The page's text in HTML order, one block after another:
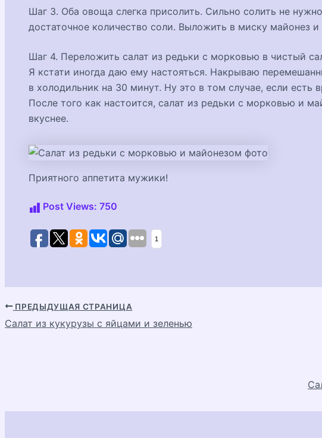
Шаг 3. Оба овоща слегка присолить. Сильно солить не
достаточное количество соли. Выложить в миску майонез
Шаг 4. Переложить салат из редьки с морковью в чистый
Я кстати иногда даю ему настояться. Накрываю
в холодильник на 30 минут. Ну это в том случае, если есть
После того как настоится, салат из редьки с морковью и
вкуснее.
Приятного аппетита мужики!
Post Views: 750
1
Навигация
по
ПРЕДЫДУЩАЯ СТРАНИЦА
Салат из кукурузы с яйцами и зеленью